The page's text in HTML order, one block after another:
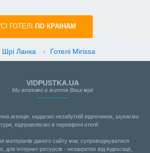
ГОТЕЛІ ПО КРАIНАМ
Шрі Ланка › Готелі Mirissa
VIDPUSTKA.UA
Ми втілимо в життя Ваші мрії
агенція, надаємо незабутній відпочинок, шукаємо
відправляємо в перевірені отелі!
матеріалів даного сайту має супроводжуватися
інтернет-ресурсів - незакритих від індексації,